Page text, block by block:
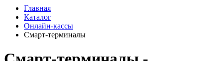
Главная
Каталог
Онлайн-кассы
Смарт-терминалы